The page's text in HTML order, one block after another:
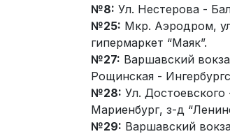
№8: Ул. Нестерова -
№25: Мкр. Аэродром,
гипермаркет “Маяк”.
№27: Варшавский
Рощинская -
№28: Ул.
Мариенбург, з-д
№29: Варшавский